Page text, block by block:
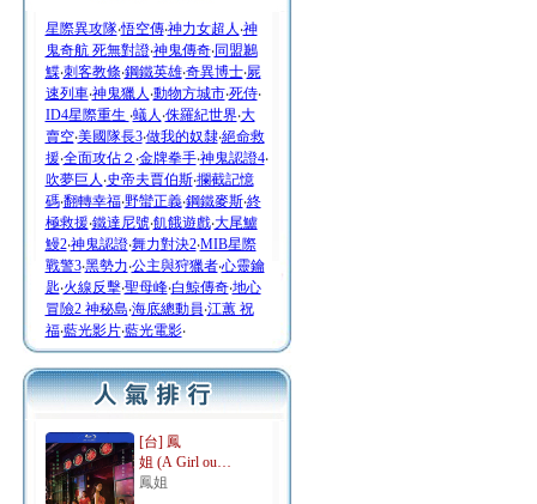
星際異攻隊‧悟空傳‧神力女超人 ‧神
鬼奇航 死無對證‧神鬼傳奇‧同盟鶼
鰈‧刺客教條‧鋼鐵英雄‧奇異博士‧屍
速列車‧神鬼獵人 ‧動物方城市‧死侍‧
ID4星際重生 ‧蟻人 ‧侏羅紀世界‧大
賣空‧美國隊長3‧做我的奴隸‧絕命救
援‧全面攻佔２ ‧金牌拳手‧神鬼認證4‧
吹夢巨人 ‧史帝夫賈伯斯‧攔截記憶
碼‧翻轉幸福‧野蠻正義‧鋼鐵麥斯‧終
極救援‧鐵達尼號‧飢餓遊戲‧大尾鱸
鰻2‧神鬼認證‧舞力對決2‧MIB星際
戰警3‧黑勢力‧公主與狩獵者‧心靈鑰
匙‧火線反擊‧聖母峰‧白鯨傳奇‧地心
冒險2 神秘島‧海底總動員‧江蕙 祝
福‧藍光影片‧藍光電影‧
[台] 鳳
姐 (A Girl ou…
鳳姐